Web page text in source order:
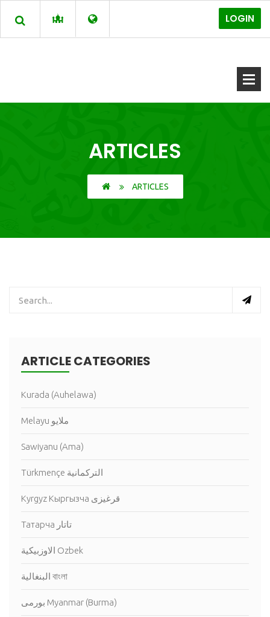
LOGIN
ARTICLES
ARTICLES
ARTICLE CATEGORIES
Kurada (Auhelawa)
Melayu ملايو
Sawiyanu (Ama)
Türkmençe التركمانية
Kyrgyz Кыргызча قرغيزى
Татарча تاتار
الاوزبيكية Ozbek
البنغالية বাংলা
بورمى Myanmar (Burma)